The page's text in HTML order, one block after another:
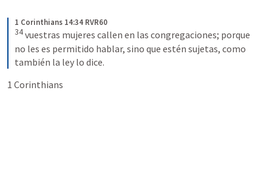
1 Corinthians 14:34 RVR60
34vuestras mujeres callen en las congregaciones; porque
no les es permitido hablar, sino que estén sujetas, como
también la ley lo dice.
1 Corinthians